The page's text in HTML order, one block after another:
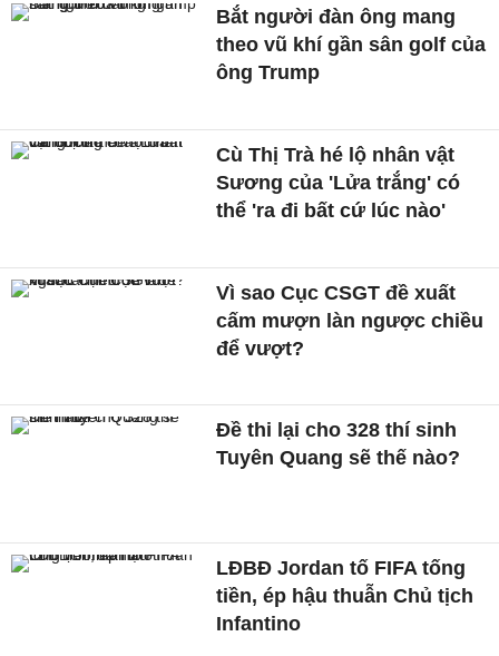
Bắt người đàn ông mang
theo vũ khí gần sân golf của
ông Trump
Cù Thị Trà hé lộ nhân vật
Sương của 'Lửa trắng' có
thể 'ra đi bất cứ lúc nào'
Vì sao Cục CSGT đề xuất
cấm mượn làn ngược chiều
để vượt?
Đề thi lại cho 328 thí sinh
Tuyên Quang sẽ thế nào?
LĐBĐ Jordan tố FIFA tống
tiền, ép hậu thuẫn Chủ tịch
Infantino